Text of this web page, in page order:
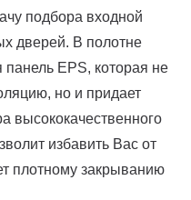
подбора входной
дверей. В полотне
панель EPS, которая не
но и придает
высококачественного
избавить Вас от
плотному закрыванию